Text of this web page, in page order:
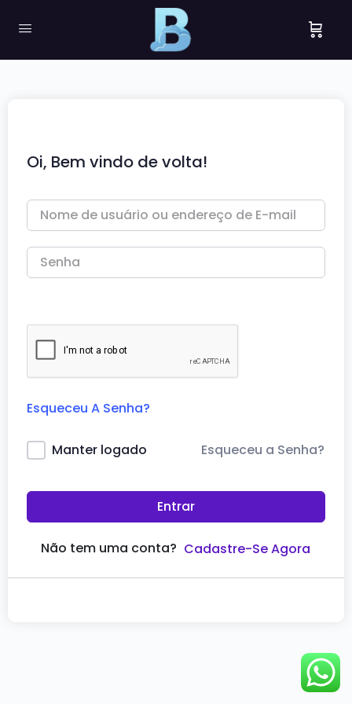
Oi, Bem vindo de volta!
Esqueceu A Senha?
Manter logado Esqueceu a Senha?
Entrar
Não tem uma conta? Cadastre-Se Agora